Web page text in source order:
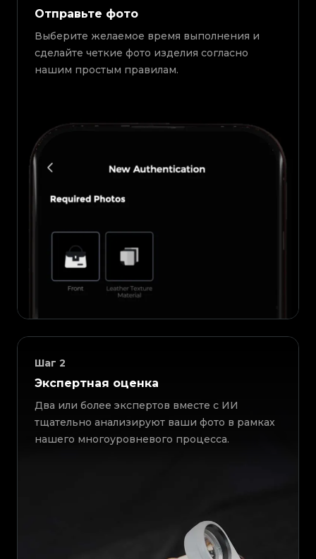
Отправьте фото
Выберите желаемое время выполнения и
сделайте четкие фото изделия согласно
нашим простым правилам.
Шаг 2
Экспертная оценка
Два или более экспертов вместе с ИИ
тщательно анализируют ваши фото в рамках
нашего многоуровневого процесса.